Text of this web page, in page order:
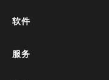
软件
服务